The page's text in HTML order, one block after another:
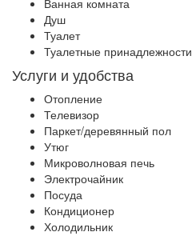
Душ
Туалет
Туалетные принадлежности
Услуги и удобства
Отопление
Телевизор
Паркет/деревянный пол
Утюг
Микроволновая печь
Электрочайник
Посуда
Кондиционер
Холодильник